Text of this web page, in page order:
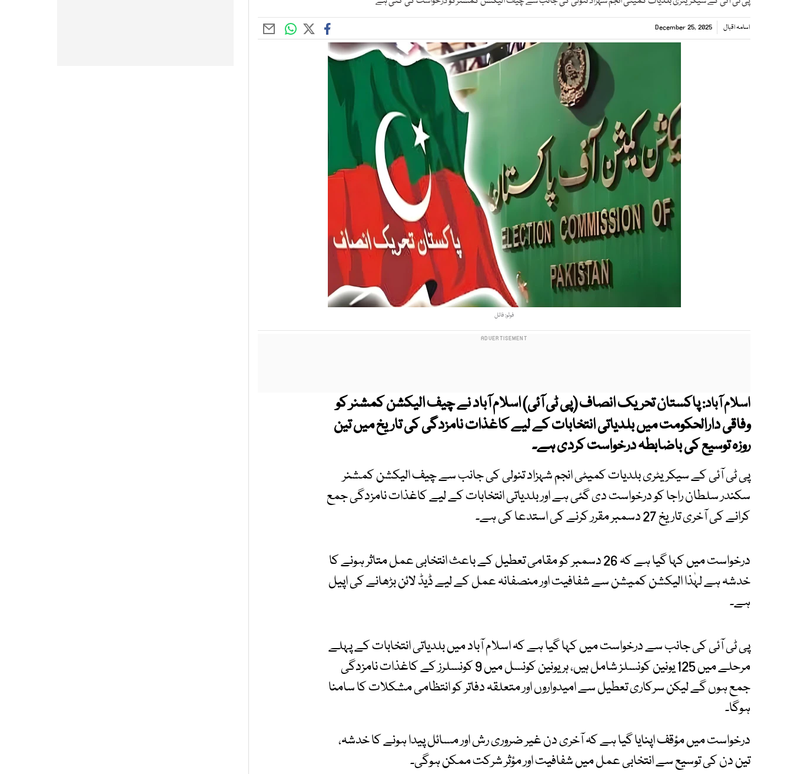
اسامہ اقبال December 25, 2025
فوٹو: فائل
اسلام آباد:پاکستان تحریک انصاف (پی ٹی آئی) اسلام آباد نے چیف الیکشن کمشنر کو
وفاقی دارالحکومت میں بلدیاتی انتخابات کے لیے کاغذات نامزدگی کی تاریخ میں تین
روزہ توسیع کی باضابطہ درخواست کردی ہے۔
پی ٹی آئی کے سیکریٹری بلدیات کمیٹی انجم شہزاد تنولی کی جانب سے چیف الیکشن کمشنر
سکندر سلطان راجا کو درخواست دی گئی ہے اور بلدیاتی انتخابات کے لیے کاغذات نامزدگی جمع
کرانے کی آخری تاریخ 27 دسمبر مقرر کرنے کی استدعا کی ہے۔
درخواست میں کہا گیا ہے کہ 26 دسمبر کو مقامی تعطیل کے باعث انتخابی عمل متاثر ہونے کا
خدشہ ہے لہٰذا الیکشن کمیشن سے شفافیت اور منصفانہ عمل کے لیے ڈیڈ لائن بڑھانے کی اپیل
ہے۔
پی ٹی آئی کی جانب سے درخواست میں کہا گیا ہے کہ اسلام آباد میں بلدیاتی انتخابات کے پہلے
مرحلے میں 125 یونین کونسلز شامل ہیں، ہر یونین کونسل میں 9 کونسلرز کے کاغذات نامزدگی
جمع ہوں گے لیکن سرکاری تعطیل سے امیدواروں اور متعلقہ دفاتر کو انتظامی مشکلات کا سامنا
ہوگا۔
درخواست میں مؤقف اپنایا گیا ہے کہ آخری دن غیر ضروری رش اور مسائل پیدا ہونے کا خدشہ،
تین دن کی توسیع سے انتخابی عمل میں شفافیت اور مؤثر شرکت ممکن ہوگی۔